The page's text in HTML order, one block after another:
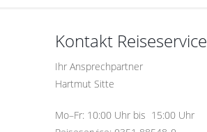
Kontakt Reiseservice
Ihr Ansprechpartner
Hartmut Sitte
Mo–Fr: 10:00 Uhr bis 15:00 Uhr